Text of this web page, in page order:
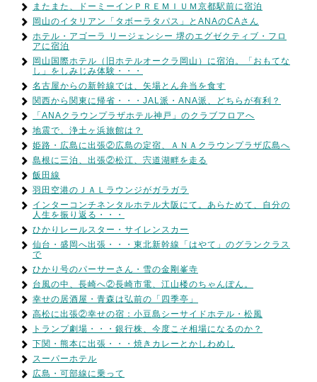
またまた、ドーミーインＰＲＥＭＩＵＭ京都駅前に宿泊
岡山のイタリアン「タボーラタパス」とANAのCAさん
ホテル・アゴーラ リージェンシー 堺のエグゼクティブ・フロ
アに宿泊
岡山国際ホテル（旧ホテルオークラ岡山）に宿泊。「おもてな
し」をしみじみ体験・・・
名古屋からの新幹線では、矢場とん弁当を食す
関西から関東に帰省・・・JAL派・ANA派、どちらが有利？
「ANAクラウンプラザホテル神戸」のクラブフロアへ
地震で、浄土ヶ浜旅館は？
姫路・広島に出張②広島の定宿、ＡＮＡクラウンプラザ広島へ
島根に三泊、出張②松江、宍道湖畔を走る
飯田線
羽田空港のＪＡＬラウンジがガラガラ
インターコンチネンタルホテル大阪にて。あらためて、自分の
人生を振り返る・・・
ひかりレールスター・サイレンスカー
仙台・盛岡へ出張・・・東北新幹線「はやて」のグランクラス
で
ひかり号のパーサーさん・雪の金剛峯寺
台風の中、長崎へ②長崎市電、江山楼のちゃんぽん。
幸せの居酒屋・青森は弘前の「四季亭」
高松に出張②幸せの宿：小豆島シーサイドホテル・松風
トランプ劇場・・・銀行株、今度こそ相場になるのか？
下関・熊本に出張・・・焼きカレーとかしわめし
スーパーホテル
広島・可部線に乗って